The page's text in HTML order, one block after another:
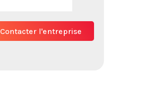
Contacter l'entreprise